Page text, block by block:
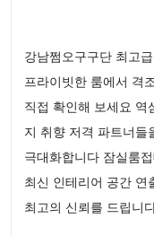
강남쩜오구구단 최고
프라이빗한 룸에서 격
직접 확인해 보세요 역
지 취향 저격 파트너들
극대화합니다 잠실룸
최신 인테리어 공간 연
최고의 신뢰를 드립니